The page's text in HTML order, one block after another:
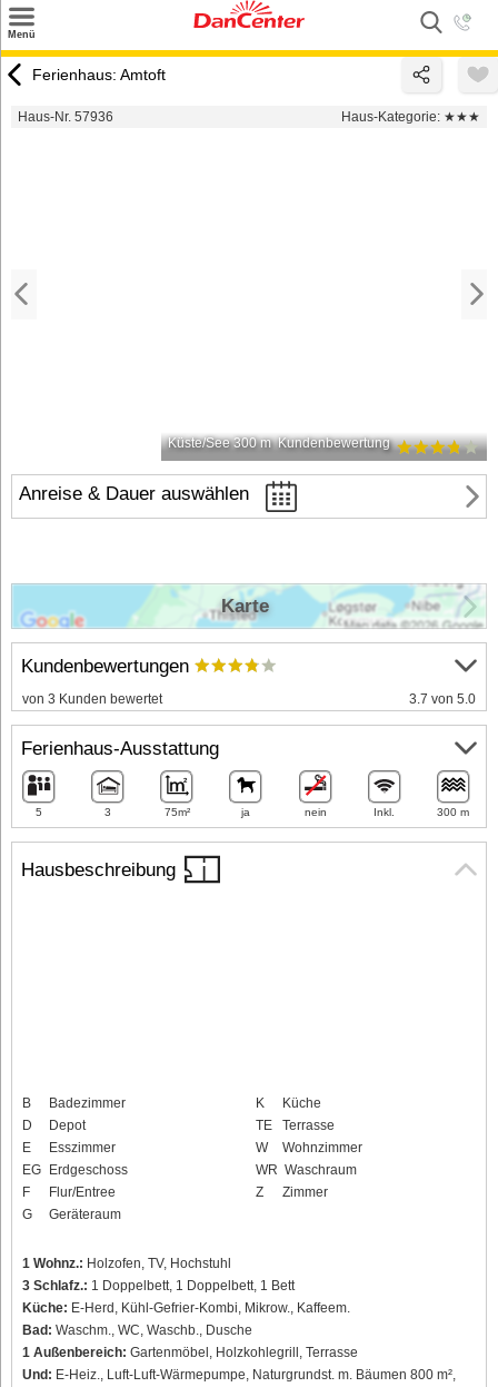
Menü
Urlaubsziele
Ferienhaus: Amtoft
Haus-Nr. 57936 Haus-Kategorie: ★★★
Küste/See 300 m Kundenbewertung
Anreise & Dauer auswählen
Hausbeschreibung
B
Badezimmer
D
Depot
E
Esszimmer
EG Erdgeschoss
F
Flur/Entree
G
Geräteraum
K
Küche
TE
Terrasse
W
Wohnzimmer
WR Waschraum
Z
Zimmer
1 Wohnz.: Holzofen, TV, Hochstuhl
3 Schlafz.: 1 Doppelbett, 1 Doppelbett, 1 Bett
Küche: E-Herd, Kühl-Gefrier-Kombi, Mikrow., Kaffeem.
Bad: Waschm., WC, Waschb., Dusche
1 Außenbereich: Gartenmöbel, Holzkohlegrill, Terrasse
Und: E-Heiz., Luft-Luft-Wärmepumpe, Naturgrundst. m. Bäumen 800 m²,
Kundenbewertungen
von 3 Kunden bewertet 3.7 von 5.0
Ferienhaus-Ausstattung
5 3 75m² ja nein Inkl. 300 m
Karte